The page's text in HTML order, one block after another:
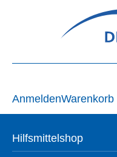
AnmeldenWarenkorb
Hilfsmittelshop